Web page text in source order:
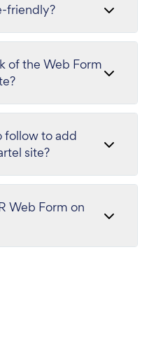
friendly?
of the Web Form
follow to add
site?
Web Form on